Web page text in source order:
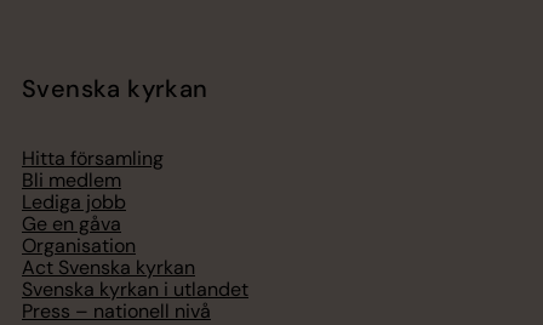
Svenska kyrkan
Hitta församling
Bli medlem
Lediga jobb
Ge en gåva
Organisation
Act Svenska kyrkan
Svenska kyrkan i utlandet
Press – nationell nivå